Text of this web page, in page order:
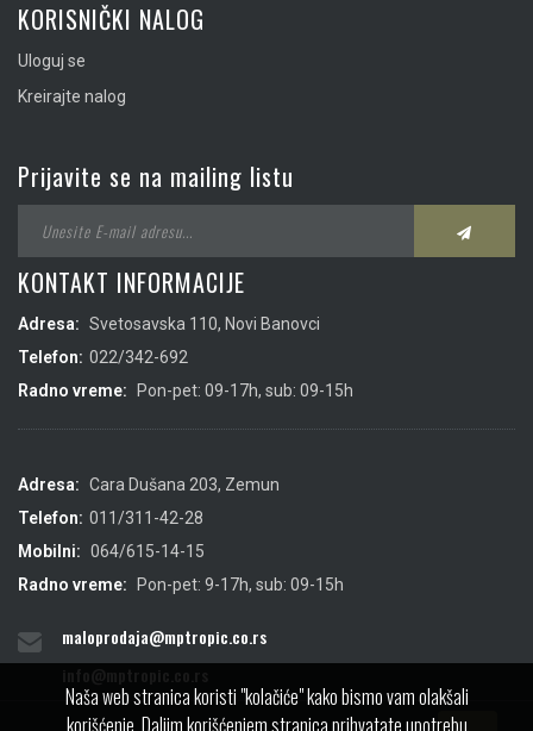
KORISNIČKI NALOG
Uloguj se
Kreirajte nalog
Prijavite se na mailing listu
KONTAKT INFORMACIJE
Adresa: Svetosavska 110, Novi Banovci
Telefon: 022/342-692
Radno vreme:
Pon-pet: 09-17h, sub: 09-15h
Adresa: Cara Dušana 203, Zemun
Telefon: 011/311-42-28
Mobilni: 064/615-14-15
Radno vreme:
Pon-pet: 9-17h, sub: 09-15h
maloprodaja@mptropic.co.rs
Naša web stranica koristi "kolačiće" kako bismo vam olakšali
korišćenje. Daljim korišćenjem stranica prihvatate upotrebu